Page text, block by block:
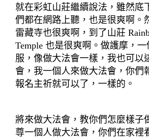
就在彩虹山莊繼續說法，雖然底
們都在網路上聽，也是很爽啊。
雷藏寺也很爽啊，到了山莊
Temple 也是很爽啊。做護摩，
服，像做大法會一樣，我也可以
會，我一個人來做大法會，你們
報名主祈就可以了，一樣的。
將來做大法會，教你們怎麼樣子
尊一個人做大法會，你們在家裡